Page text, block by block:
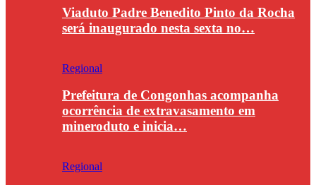
Viaduto Padre Benedito Pinto da Rocha
será inaugurado nesta sexta no…
Regional
Prefeitura de Congonhas acompanha
ocorrência de extravasamento em
mineroduto e inicia…
Regional